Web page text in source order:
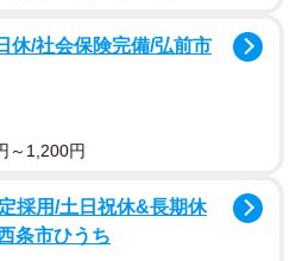
休/社会保険完備/弘前市
～1,200円
採用/土日祝休&長期休
条市ひうち